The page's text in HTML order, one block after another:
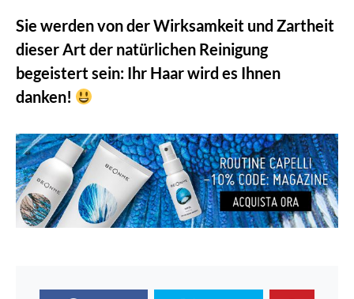
Sie werden von der Wirksamkeit und Zartheit
dieser Art der natürlichen Reinigung
begeistert sein: Ihr Haar wird es Ihnen
danken!